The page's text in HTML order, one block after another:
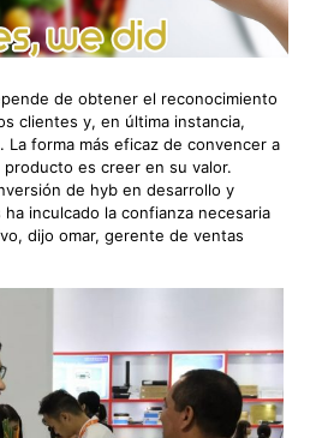
de obtener el reconocimiento
clientes y, en última instancia,
forma más eficaz de convencer a
es creer en su valor.
de hyb en desarrollo y
inculcado la confianza necesaria
dijo omar, gerente de ventas